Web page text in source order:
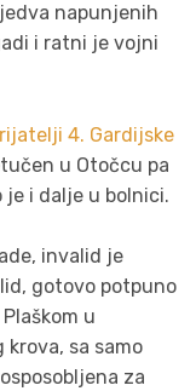
napunjenih
i ratni je vojni
4. Gardijske
u Otočcu pa
je i dalje u bolnici.
invalid je
gotovo potpuno
u
sa samo
za